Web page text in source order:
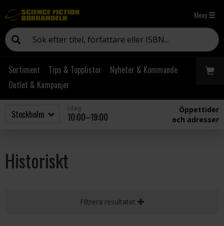
Meny
Sortiment Tips & Topplistor
Nyheter & Kommande
Outlet & Kampanjer
10:00–19:00
Öppettider
och adresser
Historiskt
Filtrera resultatet